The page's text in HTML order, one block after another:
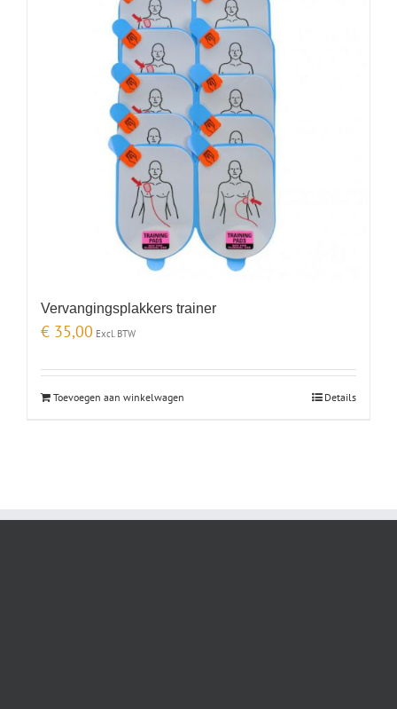
Vervangingsplakkers trainer
€ 35,00 Excl. BTW
Toevoegen aan winkelwagen Details